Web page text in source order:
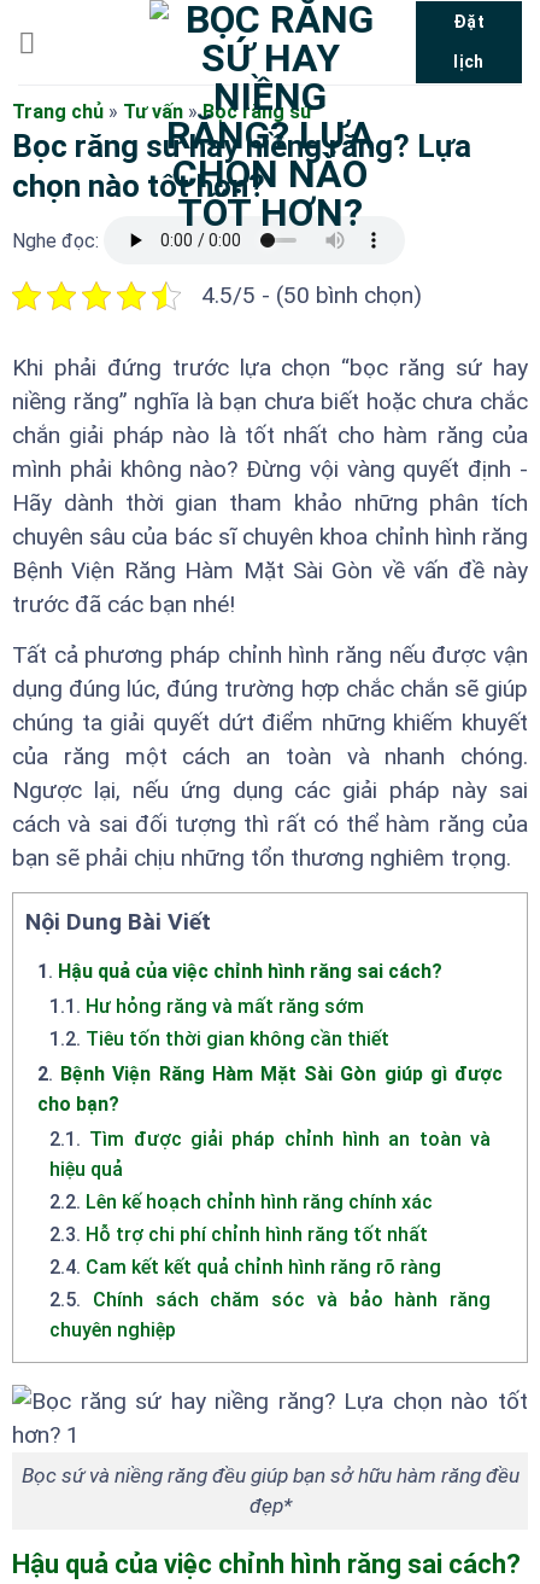
dung
Đặt
lịch
Trang chủ » Tư vấn »Bọc răng sứ
Bọc răng sứ hay niềng răng? Lựa
chọn nào tốt hơn?
Nghe đọc:
4.5/5 - (50 bình chọn)
Khi phải đứng trước lựa chọn “bọc răng sứ hay
niềng răng” nghĩa là bạn chưa biết hoặc chưa chắc
chắn giải pháp nào là tốt nhất cho hàm răng của
mình phải không nào? Đừng vội vàng quyết định -
Hãy dành thời gian tham khảo những phân tích
chuyên sâu của bác sĩ chuyên khoa chỉnh hình răng
Bệnh Viện Răng Hàm Mặt Sài Gòn về vấn đề này
trước đã các bạn nhé!
Tất cả phương pháp chỉnh hình răng nếu được vận
dụng đúng lúc, đúng trường hợp chắc chắn sẽ giúp
chúng ta giải quyết dứt điểm những khiếm khuyết
của răng một cách an toàn và nhanh chóng.
Ngược lại, nếu ứng dụng các giải pháp này sai
cách và sai đối tượng thì rất có thể hàm răng của
bạn sẽ phải chịu những tổn thương nghiêm trọng.
Nội Dung Bài Viết
1. Hậu quả của việc chỉnh hình răng sai cách?
1.1 . Hư hỏng răng và mất răng sớm
1.2. Tiêu tốn thời gian không cần thiết
2. Bệnh Viện Răng Hàm Mặt Sài Gòn giúp gì được
cho bạn?
2.1 . Tìm được giải pháp chỉnh hình an toàn và
hiệu quả
2.2. Lên kế hoạch chỉnh hình răng chính xác
2.3. Hỗ trợ chi phí chỉnh hình răng tốt nhất
2.4. Cam kết kết quả chỉnh hình răng rõ ràng
2.5. Chính sách chăm sóc và bảo hành răng
chuyên nghiệp
Bọc sứ và niềng răng đều giúp bạn sở hữu hàm răng đều
đẹp*
Hậu quả của việc chỉnh hình răng sai cách?